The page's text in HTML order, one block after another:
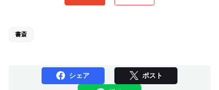
書斎
シェア ポスト